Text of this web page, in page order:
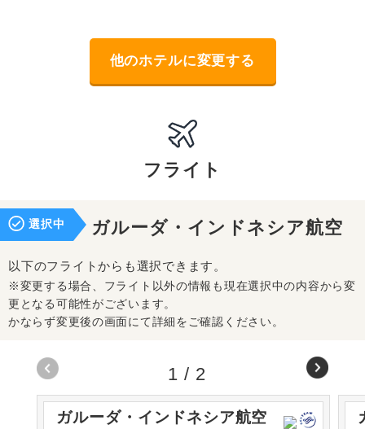
他のホテルに変更する
フライト
選択中 ガルーダ・インドネシア航空
以下のフライトからも選択できます。
※変更する場合、フライト以外の情報も現在選択中の内容から変
更となる可能性がございます。
かならず変更後の画面にて詳細をご確認ください。
ガルーダ・インドネシア航空
1 / 2